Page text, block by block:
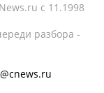
c 11.1998
разбора -